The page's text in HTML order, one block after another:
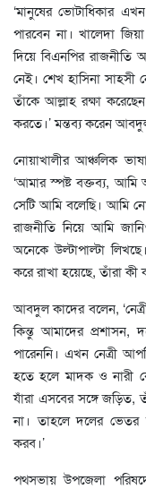
‘মানুষের ভোটাধিকার
পারবেন না। খালেদা
দিয়ে বিএনপির
নেই। শেখ হাসিনা সাহসী
তাঁকে আল্লাহ রক্ষা
করতে।’ মন্তব্য করেন
নোয়াখালীর আঞ্চলিক
‘আমার স্পষ্ট বক্তব্য, আমি
সেটি আমি বলেছি। আমি
রাজনীতি নিয়ে আমি
অনেকে উল্টাপাল্টা
করে রাখা হয়েছে, তাঁরা
আবদুল কাদের বলেন,
কিন্তু আমাদের প্রশাসন,
পারেননি। এখন নেত্রী
হতে হলে মাদক ও নারী
যাঁরা এসবের সঙ্গে জড়িত,
না। তাহলে দলের
করব।’
পথসভায় উপজেলা